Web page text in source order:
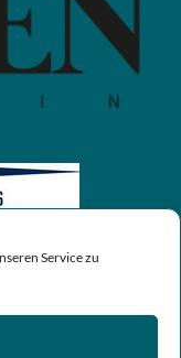
Service zu